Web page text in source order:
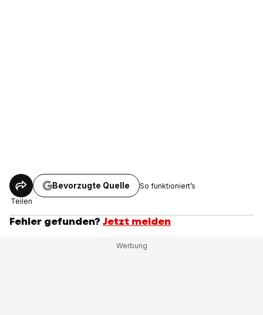
Teilen
Bevorzugte Quelle So funktioniert’s
Fehler gefunden? Jetzt melden